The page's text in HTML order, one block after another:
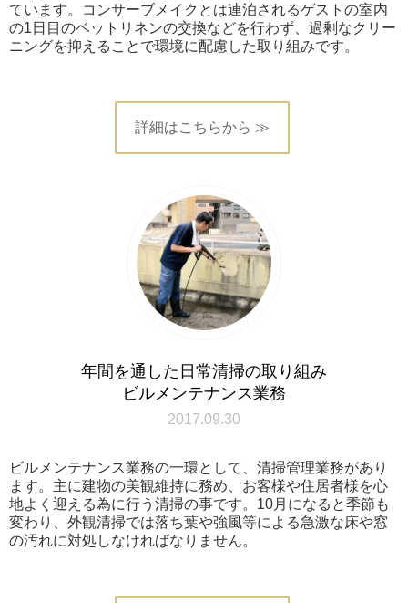
ています。コンサーブメイクとは連泊されるゲストの室内
の1日目のベットリネンの交換などを行わず、過剰なクリー
ニングを抑えることで環境に配慮した取り組みです。
詳細はこちらから ≫
年間を通した日常清掃の取り組み
ビルメンテナンス業務
2017.09.30
ビルメンテナンス業務の一環として、清掃管理業務があり
ます。主に建物の美観維持に務め、お客様や住居者様を心
地よく迎える為に行う清掃の事です。10月になると季節も
変わり、外観清掃では落ち葉や強風等による急激な床や窓
の汚れに対処しなければなりません。